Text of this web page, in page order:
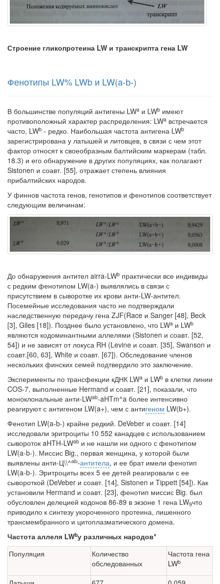
Строение гликопротеина LW и транскрипта гена LW
Фенотипы LW% LWb и LW(a-b-)
В большинстве популяций антигены LWa и LWb имеют
противоположный характер распределения: LWa встречается
часто, LWb - редко. Наибольшая ча­стота антигена LWb
зарегистрирована у латышей и литовцев, в связи с чем этот
фактор относят к своеобразным балтийским маркерам (табл.
18.3) и его обнару­жение в других популяциях, как полагают
Sistonen и соавт. [55], отражает сте­пень влияния
прибалтийских народов.
У финнов частота генов, генотипов и фенотипов соответствует
следующим величинам:
До обнаружения антител airra-LWb практически все индивиды
с редким фено­типом LW(a-) выявлялись в связи с
присутствием в сыворотке их крови анти-LW-антител.
Посемейные исследования часто не подтверждали
наследственную пере­дачу гена ZJF(Race и Sanger [48], Beck
[3], Giles [18]). Позднее было установлено, что LWa и LWb
являются кодоминантными аллелями (Sistonen и соавт. [52,
54]) и не зависят от локуса RH (Levine и соавт. [35], Swanson и
соавт.[60, 63], White и соавт. [67]). Обследование членов
нескольких финских семей подтвердило это заключение.
Эксперименты по трансфекции кДНК LWа и LWb в клетки линии
COS-7, выполненные Hermand и соавт. [21], показали, что
моноклональные анти-LWab-aHTm^a более интенсивно
реагируют с антигеном LW(a+), чем с анти­геном LW(b+).
Фенотип LW(a-b-) крайне редкий. DeVeber и соавт. [14]
исследовали эритро­циты 10 552 канадцев с использованием
сывороток aHTH-LWab и не нашли ни одно­го с фенотипом
LW(a-b-). Миссис Big., первая женщина, у которой были
выявле­ны анти-Ц\\^аЬ-антитела, и ее брат имели фенотип
LW(a-b-). Эритроциты всех 5 ее детей реагировали с ее
сывороткой (DeVeber и соавт. [14], Sistonen и Tippett [54]). Как
установили Hermand и соавт. [23], фенотип миссис Big. был
обусловлен де­лецией кодонов 86-89 в экзоне 1 гена LW9что
приводило к синтезу укороченного протеина, лишенного
трансмембранного и цитоплазматического домена.
Частота аллеля LWbу различных народов*
Популяция
Количество
обследованных
Частота гена
LWb